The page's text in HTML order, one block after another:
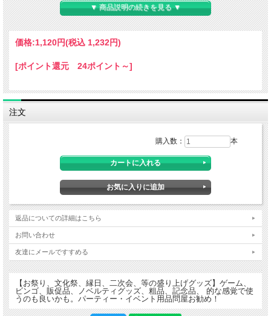
▼ 商品説明の続きを見る ▼
価格:1,120円(税込 1,232円)
[ポイント還元 24ポイント～]
注文
購入数： 本
返品についての詳細はこちら
お問い合わせ
友達にメールですすめる
【お祭り、文化祭、縁日、二次会、等の盛り上げグッズ】ゲーム、
ビンゴ、販促品、ノベルティグッズ、粗品、記念品、 的な感覚で使
うのも良いかも。パーティー・イベント用品問屋お勧め！